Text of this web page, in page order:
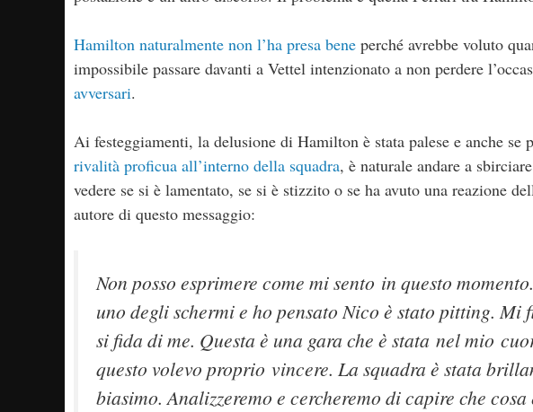
Hamilton naturalmente non l’ha presa bene perché avrebbe voluto
impossibile passare davanti a Vettel intenzionato a non perdere
avversari.
Ai festeggiamenti, la delusione di Hamilton è stata palese e anche se
rivalità proficua all’interno della squadra, è naturale andare a
vedere se si è lamentato, se si è stizzito o se ha avuto una reazione
autore di questo messaggio:
Non posso esprimere come mi sento in questo
uno degli schermi e ho pensato Nico è stato pitting.
si fida di me. Questa è una gara che è stata nel mio
questo volevo proprio vincere. La squadra è stata
biasimo. Analizzeremo e cercheremo di capire che